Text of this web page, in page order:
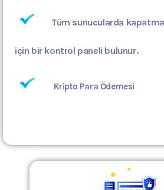
Tüm sunucularda
için bir kontrol paneli bulunur.
Kripto Para Ödemesi